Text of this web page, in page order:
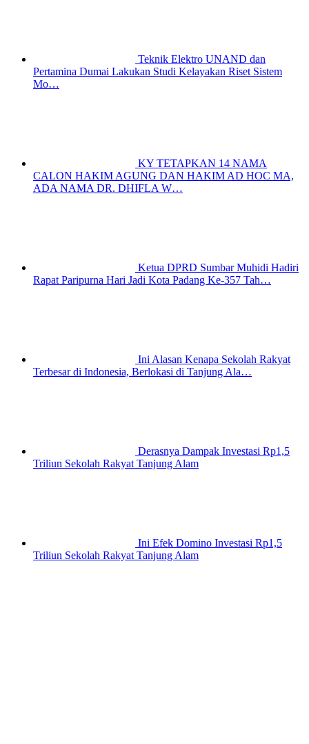
Teknik Elektro UNAND dan
Pertamina Dumai Lakukan Studi Kelayakan Riset Sistem
Mo…
KY TETAPKAN 14 NAMA
CALON HAKIM AGUNG DAN HAKIM AD HOC MA,
ADA NAMA DR. DHIFLA W…
Ketua DPRD Sumbar Muhidi Hadiri
Rapat Paripurna Hari Jadi Kota Padang Ke-357 Tah…
Ini Alasan Kenapa Sekolah Rakyat
Terbesar di Indonesia, Berlokasi di Tanjung Ala…
Derasnya Dampak Investasi Rp1,5
Triliun Sekolah Rakyat Tanjung Alam
Ini Efek Domino Investasi Rp1,5
Triliun Sekolah Rakyat Tanjung Alam